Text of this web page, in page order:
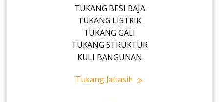
TUKANG BESI BAJA
TUKANG LISTRIK
TUKANG GALI
TUKANG STRUKTUR
KULI BANGUNAN
Tukang Jatiasih